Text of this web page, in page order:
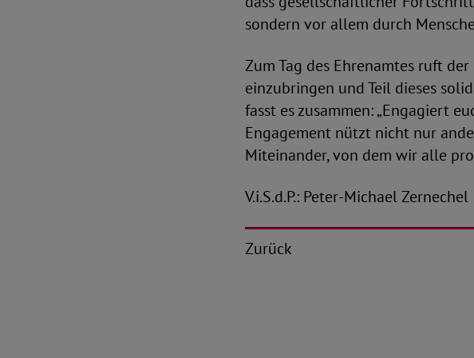
sondern vor allem durch
Zum Tag des Ehrenamtes ruft
einzubringen und Teil dieses
fasst es zusammen: „Engagiert
Engagement nützt nicht nur
Miteinander, von dem wir alle
V.i.S.d.P.: Peter-Michael Zernechel
Zurück